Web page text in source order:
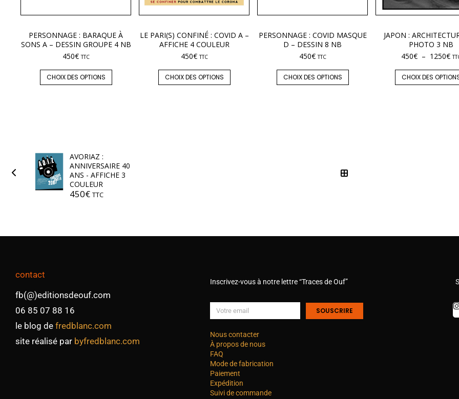
PERSONNAGE : BARAQUE À
SONS A – DESSIN GROUPE 4 NB
450€ TTC
CHOIX DES OPTIONS
LE PARI(S) CONFINÉ : COVID A –
AFFICHE 4 COULEUR
450€ TTC
CHOIX DES OPTIONS
PERSONNAGE : COVID MASQUE
D – DESSIN 8 NB
450€ TTC
CHOIX DES OPTIONS
JAPON :
PHOTO 3 NB
450€ – 1250€
CHOIX DES
AVORIAZ :
ANNIVERSAIRE 40
ANS - AFFICHE 3
COULEUR
450€ TTC
contact
fb(@)editionsdeouf.com
06 85 07 88 16
le blog de fredblanc.com
site réalisé par byfredblanc.com
Inscrivez-vous à notre lettre “Traces de Ouf”
SOUSCRIRE
Nous contacter
À propos de nous
FAQ
Mode de fabrication
Paiement
Expédition
Suivi de commande